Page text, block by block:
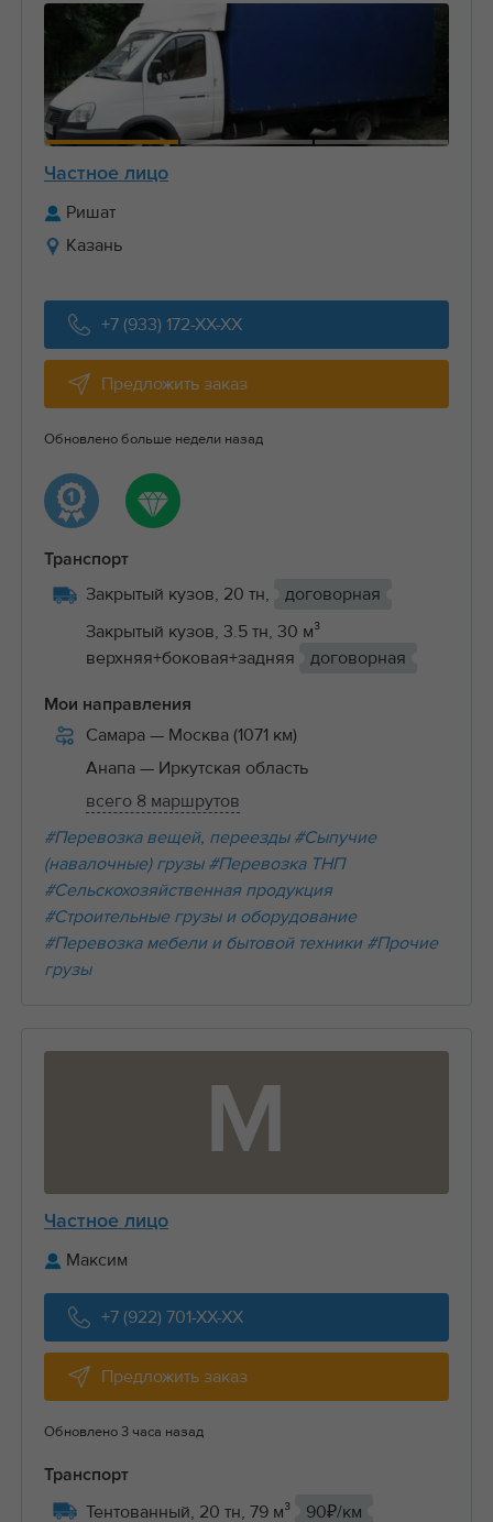
Частное лицо
Ришат
Казань
+7 (933) 172-XX-XX
Предложить заказ
Обновлено больше недели назад
Транспорт
Закрытый кузов, 20 тн,
договорная
Закрытый кузов, 3.5 тн, 30 м³
верхняя+боковая+задняя
договорная
Мои направления
Самара — Москва (1071 км)
Анапа — Иркутская область
всего 8 маршрутов
#Перевозка вещей, переезды #Сыпучие
(навалочные) грузы #Перевозка ТНП
#Сельскохозяйственная продукция
#Строительные грузы и оборудование
#Перевозка мебели и бытовой техники #Прочие
грузы
М
Частное лицо
Максим
+7 (922) 701-XX-XX
Предложить заказ
Обновлено 3 часа назад
Транспорт
Тентованный, 20 тн, 79 м³ 90₽/км